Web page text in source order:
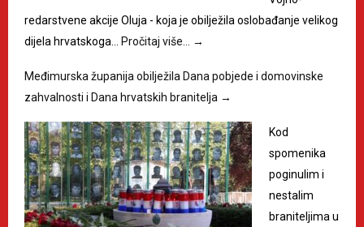
redarstvene akcije Oluja - koja je obilježila oslobađanje velikog
dijela hrvatskoga… Pročitaj više… →
Međimurska županija obilježila Dana pobjede i domovinske
zahvalnosti i Dana hrvatskih branitelja →
Kod
spomenika
poginulim i
nestalim
braniteljima u